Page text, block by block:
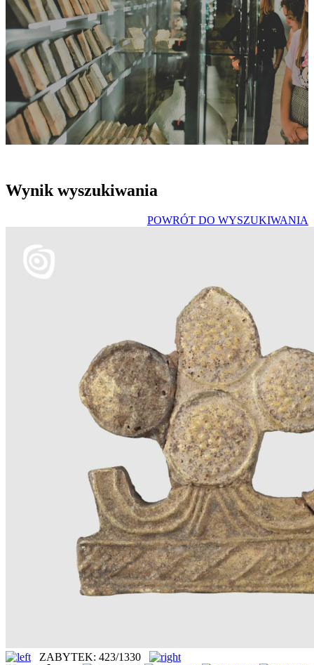
Wynik wyszukiwania
POWRÓT DO WYSZUKIWANIA
ZABYTEK: 423/1330